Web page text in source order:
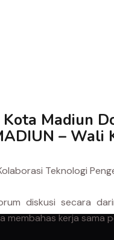
Madiun
– Wali
Teknologi
diskusi secara
membahas kerja sama